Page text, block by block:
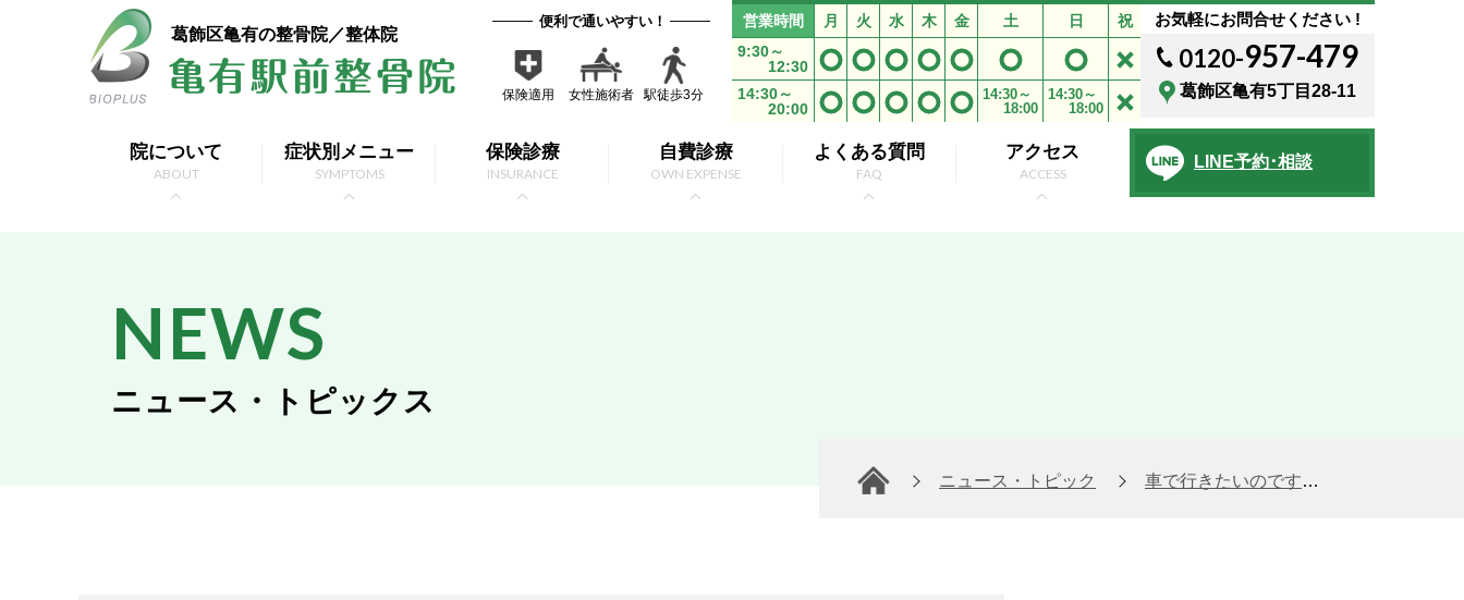
葛飾区亀有の整骨院／整体院
便利で通いやすい！
保険適用 女性施術者 駅徒歩3分
営業時間 月 火 水 木 金 土 日
祝
9:30～
12:30
14:30～
20:00
14:30～
18:00
14:30～
18:00
お気軽にお問合せください !
0120-957-479
葛飾区亀有5丁目28-11
院について
ABOUT
症状別メニュー
SYMPTOMS
保険診療
INSURANCE
自費診療
OWN EXPENSE
よくある質問
FAQ
アクセス
ACCESS
LINE予約･相談
NEWS
ニュース・トピックス
ニュース・トピック 車で行きたいのですが駐車場はありますか？